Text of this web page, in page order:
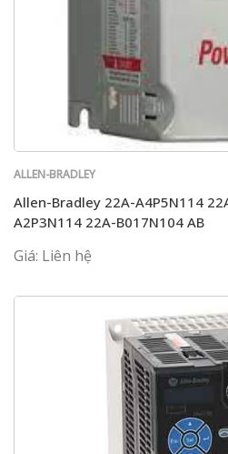
ALLEN-BRADLEY
Allen-Bradley 22A-A4P5N114
A2P3N114 22A-B017N104 AB
Giá: Liên hệ